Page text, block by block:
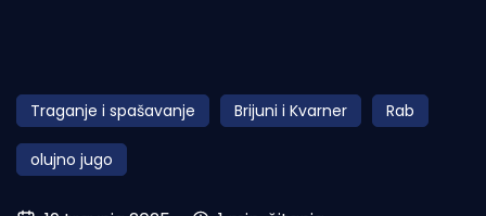
Obala
Otoci
Turizam i nautika
Traganje i spašavanje Brijuni i Kvarner Rab
olujno jugo